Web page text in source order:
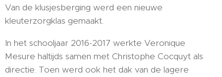
Van de klusjesberging werd een nieuwe
kleuterzorgklas gemaakt.
In het schooljaar 2016-2017 werkte Veronique
Mesure haltijds samen met Christophe Cocquyt als
directie. Toen werd ook het dak van de lagere